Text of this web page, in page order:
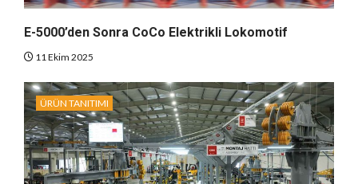
E-5000’den Sonra CoCo Elektrikli Lokomotif
11 Ekim 2025
ÜRÜN TANITIMI